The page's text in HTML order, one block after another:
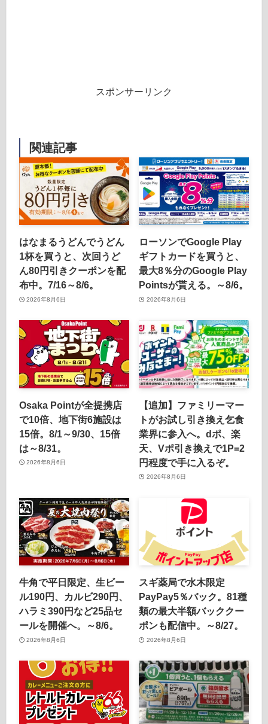
スポンサーリンク
関連記事
はなまるうどんでうどん
1杯を買うと、次回うど
ん80円引きクーポンを配
布中。7/16～8/6。
2026年8月6日
ローソンでGoogle Play
ギフトカードを買うと、
最大8％分のGoogle Play
Pointsが貰える。～8/6。
2026年8月6日
Osaka Pointが全提携店
で10倍、地下街6施設は
15倍。8/1～9/30、15倍
は～8/31。
2026年8月6日
【追加】ファミリーマー
トがお試し引き換え乞食
業界に参入へ。dポ、楽
天、Vポ引き換えで1P=2
円程度で手に入るぞ。
2026年8月6日
牛角で平日限定、生ビー
ル190円、カルビ290円、
ハラミ390円など25品セ
ールを開催へ。～8/6。
2026年8月6日
スギ薬局で水木限定
PayPay5％バック。81種
類の最大半額バッククー
ポンも配信中。～8/27。
2026年8月6日